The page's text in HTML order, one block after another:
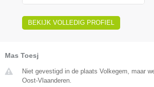
BEKIJK VOLLEDIG PROFIEL
Mas Toesj
Niet gevestigd in de plaats Volkegem, maar
Oost-Vlaanderen.